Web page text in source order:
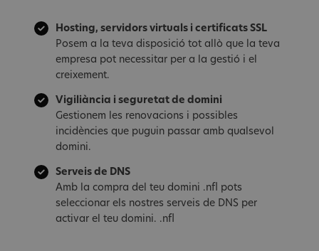
Hosting, servidors virtuals i certificats SSL
Posem a la teva disposició tot allò que la teva
empresa pot necessitar per a la gestió i el
creixement.
Vigiliància i seguretat de domini
Gestionem les renovacions i possibles
incidències que puguin passar amb qualsevol
domini.
Serveis de DNS
Amb la compra del teu domini .nfl pots
seleccionar els nostres serveis de DNS per
activar el teu domini. .nfl